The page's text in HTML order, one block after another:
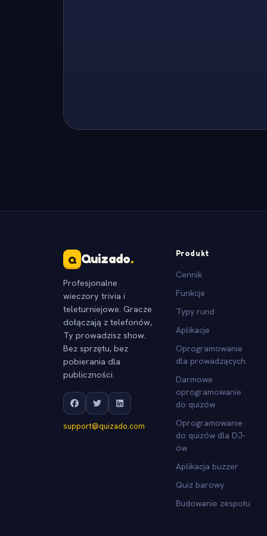
Q Quizado.
Profesjonalne
wieczory trivia i
teleturniejowe. Gracze
dołączają z telefonów,
Ty prowadzisz show.
Bez sprzętu, bez
pobierania dla
publiczności.
support@quizado.com
Produkt
Cennik
Funkcje
Typy rund
Aplikacje
Oprogramowanie
dla prowadzących
Darmowe
oprogramowanie
do quizów
Oprogramowanie
do quizów dla DJ-
ów
Aplikacja buzzer
Quiz barowy
Budowanie zespołu